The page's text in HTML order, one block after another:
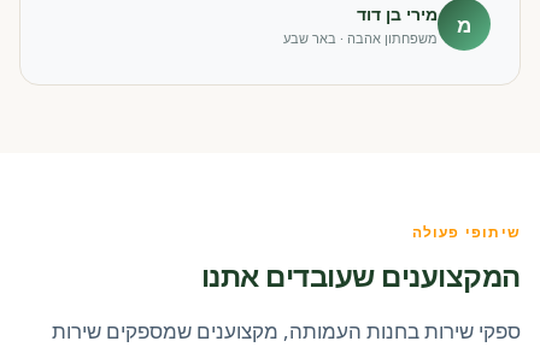
מ מירי בן דוד
משפחתון אהבה · באר שבע
שיתופי פעולה
המקצוענים שעובדים אתנו
ספקי שירות בחנות העמותה, מקצוענים שמספקים שירות